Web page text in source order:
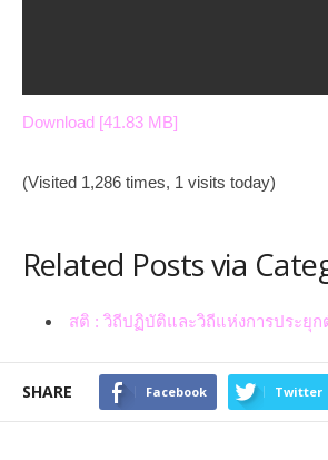
Download [41.83 MB]
(Visited 1,286 times, 1 visits today)
Related Posts via
สติ : วิถีปฏิบัติและวิถีแห่งการประยุ
SHARE Facebook Twitter